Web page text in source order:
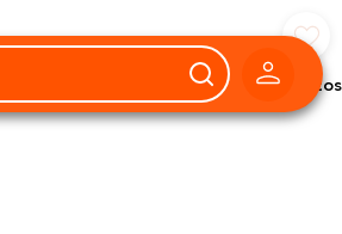
Preparo
minutos